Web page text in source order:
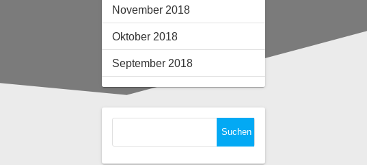
November 2018
Oktober 2018
September 2018